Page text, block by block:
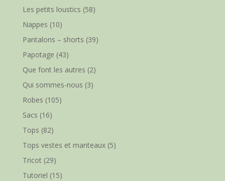
Les petits loustics (58)
Nappes (10)
Pantalons – shorts (39)
Papotage (43)
Que font les autres (2)
Qui sommes-nous (3)
Robes (105)
Sacs (16)
Tops (82)
Tops vestes et manteaux(5)
Tricot(29)
Tutoriel (15)